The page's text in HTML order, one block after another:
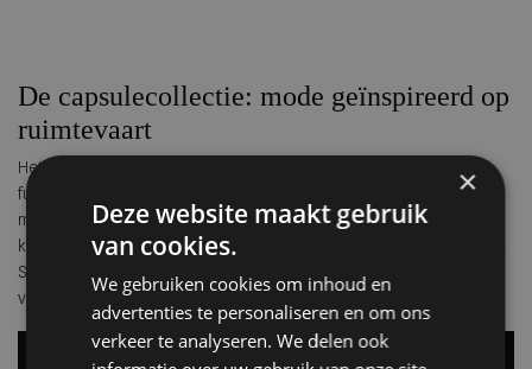
De capsulecollectie: mode geïnspireerd op
ruimtevaart
Het horloge komt in een exclusieve boxset, samen met een paar
futuristische space gloves ontworpen door 1886, gemaakt van
materialen geïnspireerd op echte ruimtepakken. De bijbehorende
kledingstukken uit de capsulecollectie combineren futurisme met
Saoedische culturele elementen – een mode-uiting die de geest
van ontdekking visueel vertaalt.
×
Deze website maakt gebruik
van cookies.
We gebruiken cookies om inhoud en
advertenties te personaliseren en om ons
verkeer te analyseren. We delen ook